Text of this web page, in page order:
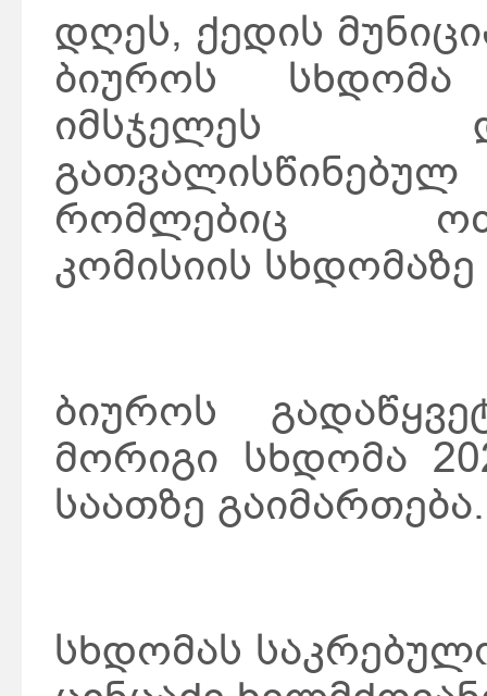
დღეს, ქედის
ბიუროს სხდომა
იმსჯელეს
რომლებიც
კომისიის
ბიუროს
მორიგი სხდომა
საათზე გაიმართება.
სხდომას